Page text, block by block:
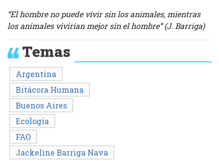
“El hombre no puede vivir sin los animales, mientras
los animales vivirían mejor sin el hombre” (J. Barriga)
Temas
Argentina
Bitácora Humana
Buenos Aires
Ecología
FAO
Jackeline Barriga Nava